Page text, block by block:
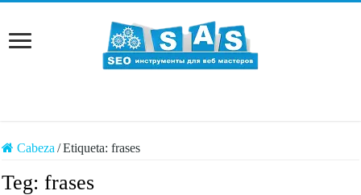
Cabeza /Etiqueta:frases
Teg:frases